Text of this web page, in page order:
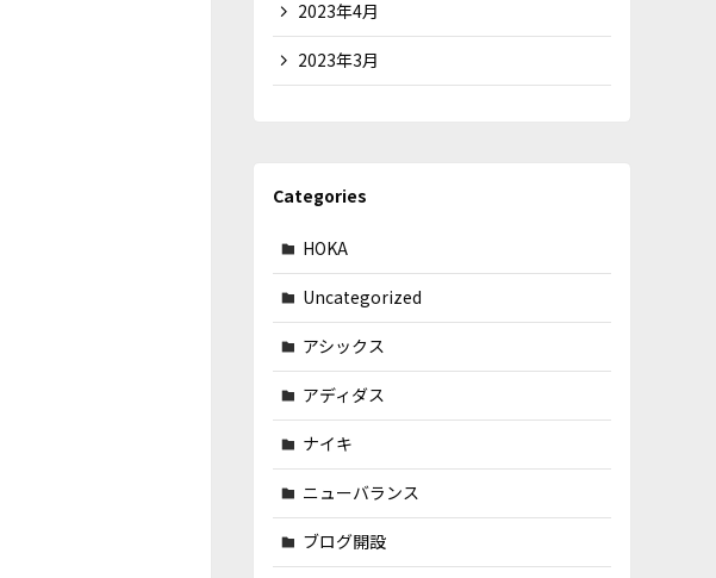
2023年4月
2023年3月
Categories
HOKA
Uncategorized
アシックス
アディダス
ナイキ
ニューバランス
ブログ開設